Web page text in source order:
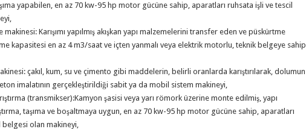
yapabilen, en az 70 kw-95 hp motor gücüne sahip, aparatları ruhsata işli ve tescil
Karışımı yapılmış akışkan yapı malzemelerini transfer eden ve püskürtme
kapasitesi en az 4 m3/saat ve içten yanmalı veya elektrik motorlu, teknik belgeye sahip
çakıl, kum, su ve çimento gibi maddelerin, belirli oranlarda karıştırılarak, dolumun
imalatının gerçekleştirildiği sabit ya da mobil sistem makineyi,
(transmikser):Kamyon şasisi veya yarı römork üzerine monte edilmiş, yapı
taşıma ve boşaltmaya uygun, en az 70 kw-95 hp motor gücüne sahip, aparatları
belgesi olan makineyi,